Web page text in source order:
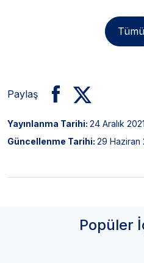
Tümü
Paylaş
Yayınlanma Tarihi: 24 Aralık 2021
Güncellenme Tarihi: 29 Haziran
Popüler